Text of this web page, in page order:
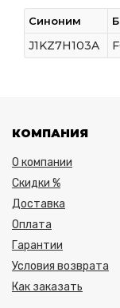
Синоним
J1KZ7H103A
КОМПАНИЯ
О компании
Скидки %
Доставка
Оплата
Гарантии
Условия возврата
Как заказать